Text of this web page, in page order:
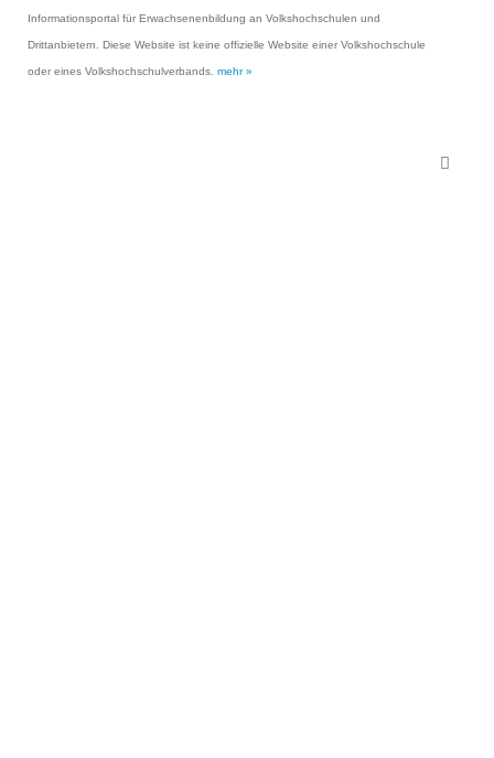
Informationsportal für Erwachsenenbildung an Volkshochschulen und
Drittanbietern. Diese Website ist keine offizielle Website einer Volkshochschule
oder eines Volkshochschulverbands. mehr »